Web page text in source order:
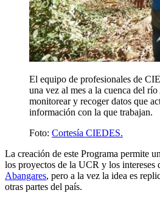
El equipo de profesionales de
una vez al mes a la cuenca del río
monitorear y recoger datos que
información con la que trabajan.
Foto: Cortesía CIEDES.
La creación de este Programa permite
los proyectos de la UCR y los intereses
Abangares, pero a la vez la idea es
otras partes del país.